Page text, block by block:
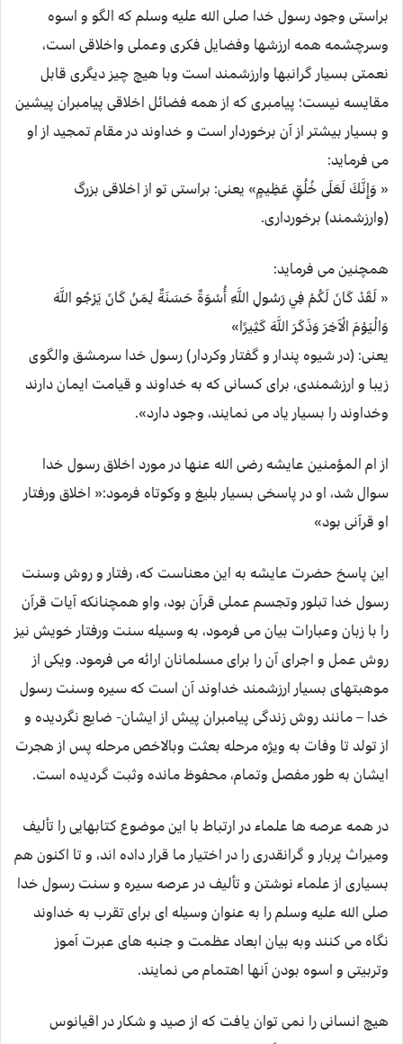
براستی وجود رسول خدا صلی الله علیه وسلم که الگو و اسوه
وسرچشمه همه ارزشها وفضایل فکری وعملی واخلاقی است،
نعمتی بسیار گرانبها وارزشمند است وبا هیچ چیز دیگری قابل
مقایسه نیست؛ پیامبری که از همه فضائل اخلاقی پیامبران پیشین
و بسیار بیشتر از آن برخوردار است و خداوند در مقام تمجید از او
می فرماید:
« وَإِنَّكَ لَعَلَى خُلُقٍ عَظِيمٍ» یعنی: براستی تو از اخلاقی بزرگ
(وارزشمند) برخورداری.
همچنین می فرماید:
« لَقَدْ كَانَ لَكُمْ فِي رَسُولِ اللَّهِ أُسْوَةٌ حَسَنَةٌ لِمَنْ كَانَ يَرْجُو اللَّهَ
وَالْيَوْمَ الْآخِرَ وَذَكَرَ اللَّهَ كَثِيرًا»
یعنی: (در شیوه پندار و گفتار وکردار) رسول خدا سرمشق والگوی
زیبا و ارزشمندی، برای کسانی که به خداوند و قیامت ایمان دارند
وخداوند را بسیار یاد می نمایند، وجود دارد».
از ام المؤمنین عایشه رضی الله عنها در مورد اخلاق رسول خدا
سوال شد، او در پاسخی بسیار بلیغ و وکوتاه فرمود:« اخلاق ورفتار
او قرآنی بود»
این پاسخ حضرت عایشه به این معناست که، رفتار و روش وسنت
رسول خدا تبلور وتجسم عملی قرآن بود، واو همچنانکه آیات قرآن
را با زبان وعبارات بیان می فرمود، به وسیله سنت ورفتار خویش نیز
روش عمل و اجرای آن را برای مسلمانان ارائه می فرمود. ویکی از
موهبتهای بسیار ارزشمند خداوند آن است که سیره وسنت رسول
خدا – مانند روش زندگی پیامبران پیش از ایشان- ضایع نگردیده و
از تولد تا وفات به ویژه مرحله بعثت وبالاخص مرحله پس از هجرت
ایشان به طور مفصل وتمام، محفوظ مانده وثبت گردیده است.
در همه عرصه ها علماء در ارتباط با این موضوع کتابهایی را تألیف
ومیراث پربار و گرانقدری را در اختیار ما قرار داده اند، و تا اکنون هم
بسیاری از علماء نوشتن و تألیف در عرصه سیره و سنت رسول خدا
صلی الله علیه وسلم را به عنوان وسیله ای برای تقرب به خداوند
نگاه می کنند وبه بیان ابعاد عظمت و جنبه های عبرت آموز
وتربیتی و اسوه بودن آنها اهتمام می نمایند.
هیچ انسانی را نمی توان یافت که از صید و شکار در اقیانوس